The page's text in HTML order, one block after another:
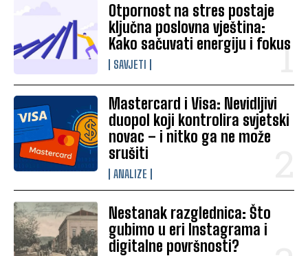
Otpornost na stres postaje
ključna poslovna vještina:
Kako sačuvati energiju i fokus
SAVJETI
Mastercard i Visa: Nevidljivi
duopol koji kontrolira svjetski
novac – i nitko ga ne može
srušiti
ANALIZE
Nestanak razglednica: Što
gubimo u eri Instagrama i
digitalne površnosti?